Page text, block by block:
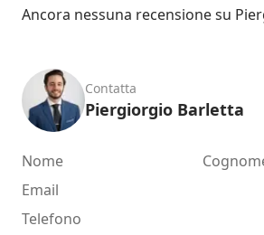
Ancora nessuna recensione su
Contatta
Piergiorgio Barletta